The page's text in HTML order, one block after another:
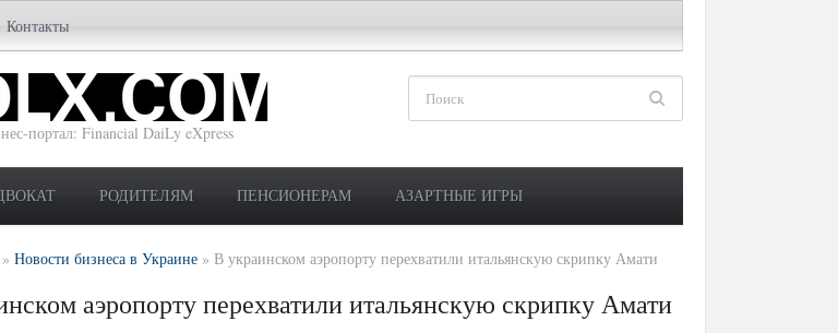
Контакты
портал: Financial DaiLy eXpress
РОДИТЕЛЯМ ПЕНСИОНЕРАМ АЗАРТНЫЕ ИГРЫ
» Новости бизнеса в Украине » В украинском аэропорту перехватили итальянскую скрипку Амати
аэропорту перехватили итальянскую скрипку Амати